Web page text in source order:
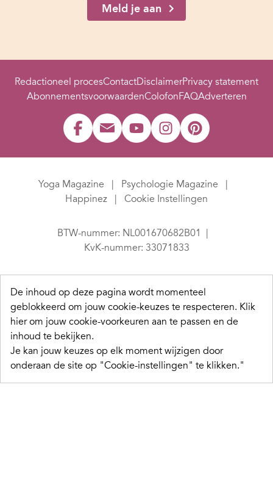
Meld je aan
Redactioneel procesContactDisclaimerPrivacy statement
AbonnementsvoorwaardenColofonFAQAdverteren
Yoga Magazine
Psychologie Magazine
Happinez
Cookie Instellingen
BTW-nummer: NL001670682B01
KvK-nummer: 33071833
De inhoud op deze pagina wordt momenteel
geblokkeerd om jouw cookie-keuzes te respecteren. Klik
hier om jouw cookie-voorkeuren aan te passen en de
inhoud te bekijken.
Je kan jouw keuzes op elk moment wijzigen door
onderaan de site op "Cookie-instellingen" te klikken."